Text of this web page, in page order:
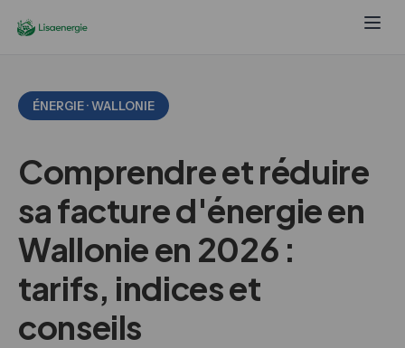
ÉNERGIE · WALLONIE
Comprendre et réduire
sa facture d'énergie en
Wallonie en 2026 :
tarifs, indices et
conseils